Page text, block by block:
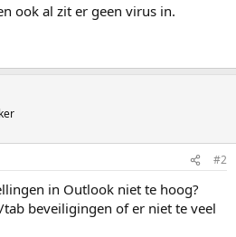
ook al zit er geen virus in.
#2
in Outlook niet te hoog?
beveiligingen of er niet te veel